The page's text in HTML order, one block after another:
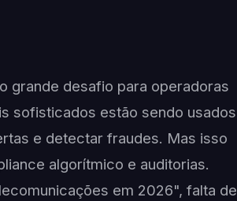
grande desafio para operadoras
sofisticados estão sendo usados
e detectar fraudes. Mas isso
algorítmico e auditorias.
em 2026", falta de